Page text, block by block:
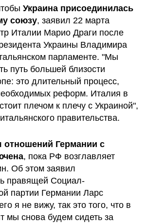
Украина присоединилась
союзу, заявил 22 марта
Италии Марио Драги после
Украины Владимира
парламенте. "Мы
путь большей близости
это длительный процесс,
реформ. Италия в
плечом к плечу с Украиной",
правительства.
отношений Германии с
, пока РФ возглавляет
Об этом заявил
правящей Социал-
партии Германии Ларс
я не вижу, так это того, что в
мы снова будем сидеть за